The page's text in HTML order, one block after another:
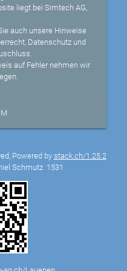
liegt bei Simtech AG,
auch unsere Hinweise
Datenschutz und
auf Fehler nehmen wir
Powered bystack.ch/1.25.2
Schmutz 1531